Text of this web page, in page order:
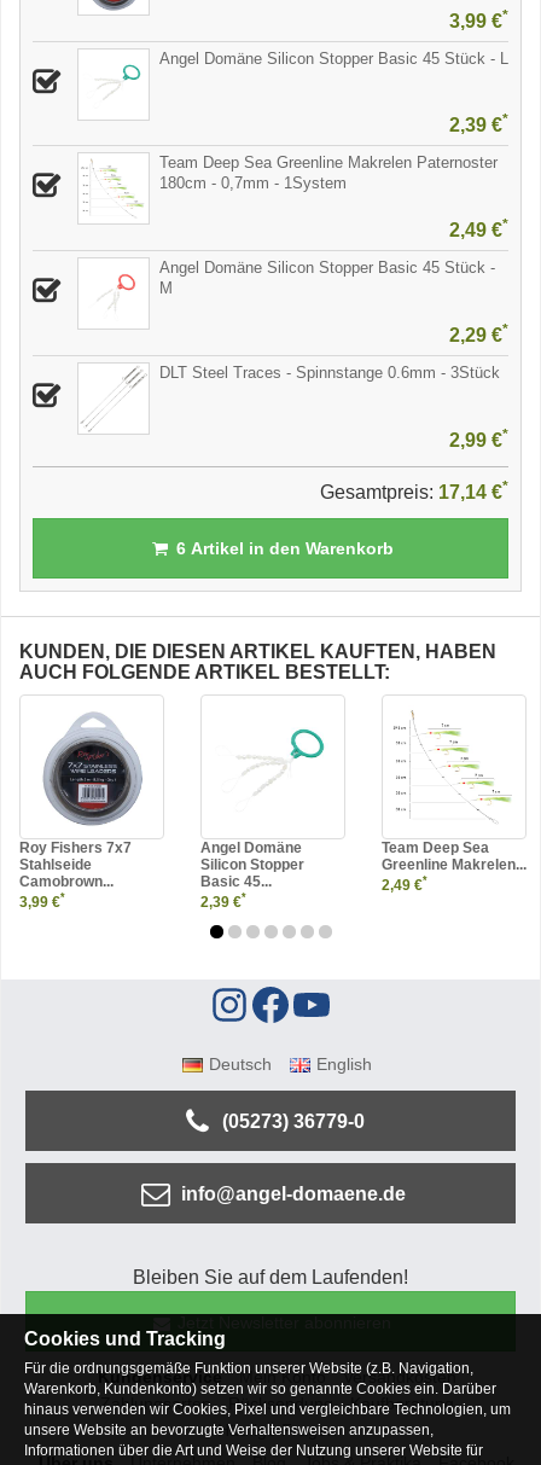
3,99 €*
Angel Domäne Silicon Stopper Basic 45 Stück - L
2,39 €*
Team Deep Sea Greenline Makrelen Paternoster
180cm - 0,7mm - 1System
2,49 €*
Angel Domäne Silicon Stopper Basic 45 Stück -
M
2,29 €*
DLT Steel Traces - Spinnstange 0.6mm - 3Stück
2,99 €*
Gesamtpreis: 17,14 €*
6Artikel in den Warenkorb
KUNDEN, DIE DIESEN ARTIKEL KAUFTEN, HABEN
AUCH FOLGENDE ARTIKEL BESTELLT:
Roy Fishers 7x7
Stahlseide
Camobrown...
3,99 €*
Angel Domäne
Silicon Stopper
Basic 45...
2,39 €*
Team Deep Sea
Greenline Makrelen...
2,49 €*
Deutsch English
(05273) 36779-0
info@angel-domaene.de
Bleiben Sie auf dem Laufenden!
Kundenservice Mein Konto
Versandkosten
Zahlungsarten
Rücksendung
Kaufberatung
Häufige Fragen
Cookies und Tracking
Für die ordnungsgemäße Funktion unserer Website (z.B. Navigation,
Warenkorb, Kundenkonto) setzen wir so genannte Cookies ein. Darüber
hinaus verwenden wir Cookies, Pixel und vergleichbare Technologien, um
unsere Website an bevorzugte Verhaltensweisen anzupassen,
Informationen über die Art und Weise der Nutzung unserer Website für